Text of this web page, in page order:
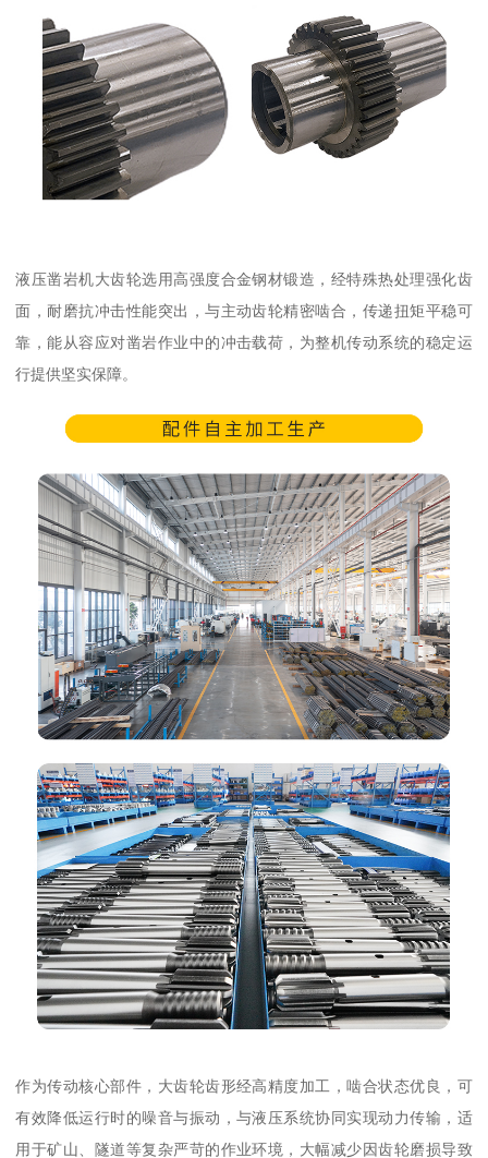
液压凿岩机大齿轮选用高强度合金钢材锻造，经特殊热处理强化齿
面，耐磨抗冲击性能突出，与主动齿轮精密啮合，传递扭矩平稳可
靠，能从容应对凿岩作业中的冲击载荷，为整机传动系统的稳定运
行提供坚实保障。
作为传动核心部件，大齿轮齿形经高精度加工，啮合状态优良，可
有效降低运行时的噪音与振动，与液压系统协同实现动力传输，适
用于矿山、隧道等复杂严苛的作业环境，大幅减少因齿轮磨损导致